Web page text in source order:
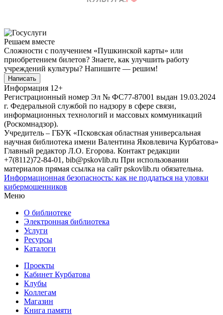
Решаем вместе
Сложности с получением «Пушкинской карты» или
приобретением билетов? Знаете, как улучшить работу
учреждений культуры? Напишите — решим!
Написать
Информация 12+
Регистрационный номер Эл № ФС77-87001 выдан 19.03.2024
г. Федеральной службой по надзору в сфере связи,
информационных технологий и массовых коммуникаций
(Роскомнадзор).
Учредитель – ГБУК «Псковская областная универсальная
научная библиотека имени Валентина Яковлевича Курбатова»
Главный редактор Л.О. Егорова. Контакт редакции
+7(8112)72-84-01, bib@pskovlib.ru При использовании
материалов прямая ссылка на сайт pskovlib.ru обязательна.
Информационная безопасность: как не поддаться на уловки
кибермошенников
Меню
О библиотеке
Электронная библиотека
Услуги
Ресурсы
Каталоги
Проекты
Кабинет Курбатова
Клубы
Коллегам
Магазин
Книга памяти